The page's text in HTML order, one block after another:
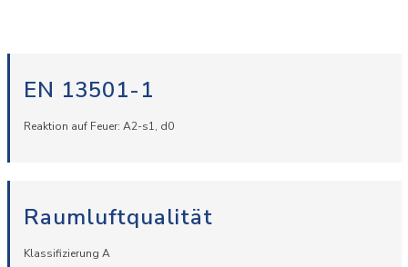
EN 13501-1
Reaktion auf Feuer: A2-s1, d0
Raumluftqualität
Klassifizierung A